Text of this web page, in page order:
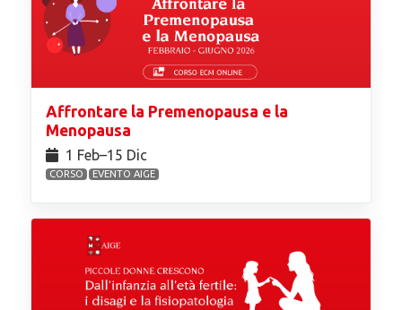
Affrontare la Premenopausa e la
Menopausa
1 Feb⁠–15 Dic
CORSO EVENTO AIGE